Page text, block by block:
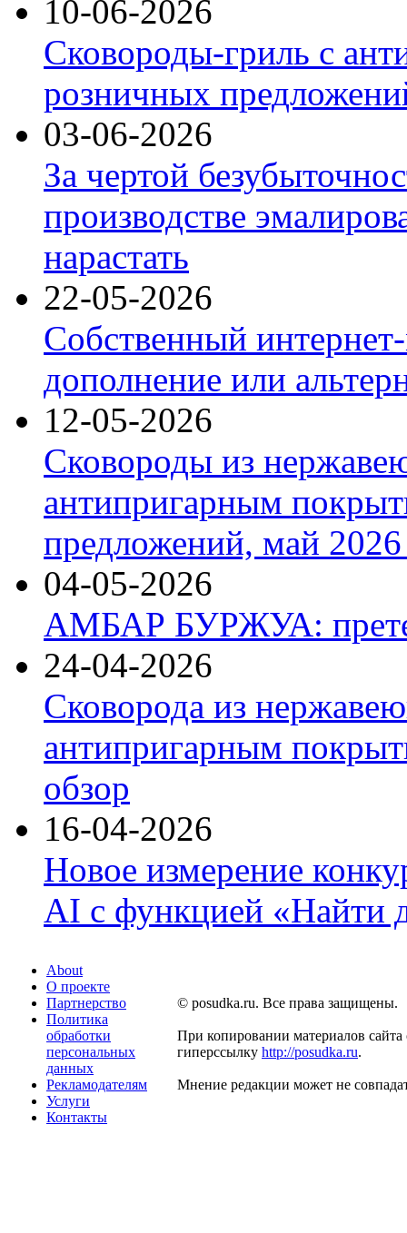
10-06-2026
Сковороды-гриль с
розничных
03-06-2026
За чертой
производстве
нарастать
22-05-2026
Собственный
дополнение или
12-05-2026
Сковороды из
антипригарным
предложений, май 2026
04-05-2026
АМБАР БУРЖУА:
24-04-2026
Сковорода из
антипригарным
обзор
16-04-2026
Новое измерение
AI с функцией «Найти
About
О проекте
Партнерство
Политика
обработки
персональных
данных
Рекламодателям
Услуги
Контакты
© posudka.ru. Все права защищены.
При копировании материалов сайта
гиперссылку http://posudka.ru.
Мнение редакции может не